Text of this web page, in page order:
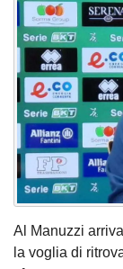
Al Manuzzi
la voglia di